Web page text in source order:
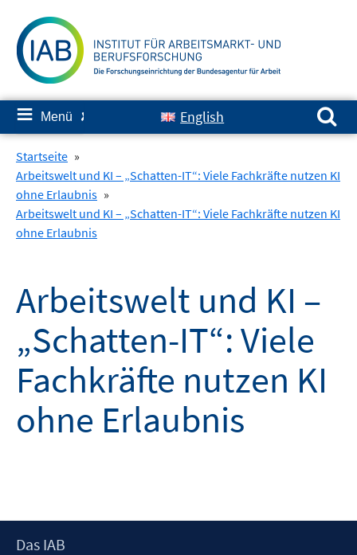
zum
Inhalt
≡ Menü ✘ English
Suchen nach:
Startseite »
Arbeitswelt und KI – „Schatten-IT“: Viele Fachkräfte nutzen KI
ohne Erlaubnis »
Arbeitswelt und KI – „Schatten-IT“: Viele Fachkräfte nutzen KI
ohne Erlaubnis
Arbeitswelt und KI –
„Schatten-IT“: Viele
Fachkräfte nutzen KI
ohne Erlaubnis
Footer
Das IAB